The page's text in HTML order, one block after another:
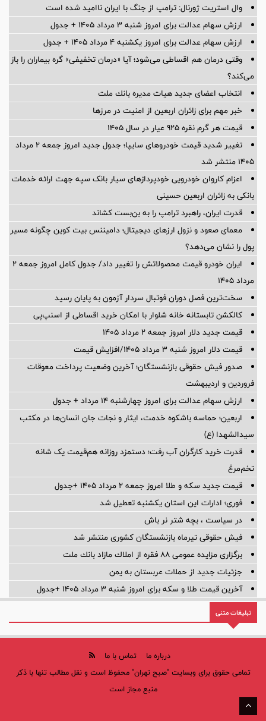
وال استریت ژورنال: ترامپ از جنگ با ایران ناامید شده است
ارزش سهام عدالت برای امروز شنبه ۳ مرداد ۱۴۰۵ + جدول
ارزش سهام عدالت برای امروز یکشنبه ۴ مرداد ۱۴۰۵ + جدول
وقتی درمان هم اقساطی می‌شود؛ آیا «درمان تخفیفی» گره بیماران را باز
می‌کند؟
انتخاب اعضای جدید هیات مدیره بانك ملت
خبر مهم برای زائران اربعین از امنیت در مرزها
قیمت هر گرم نقره ۹۲۵ عیار در سال ۱۴۰۵
تغییر شدید قیمت خودروهای سایپا؛ جدول جدید امروز جمعه ۲ مرداد
۱۴۰۵ منتشر شد
اعزام کاروان خودرویی خودپردازهای سیار بانک سپه جهت ارائه خدمات
بانکی به زائران اربعین حسینی
قدرت ایران، راهبرد ترامپ را به بن‌بست کشاند
معمای صعود و نزول ارزهای دیجیتال؛ دامیننس بیت کوین چگونه مسیر
پول را نشان می‌دهد؟
ایران خودرو قیمت‌ محصولاتش را تغییر داد/ جدول کامل امروز جمعه ۲
مرداد ۱۴۰۵
سخت‌ترین فصل دوران فوتبال سردار آزمون به پایان رسید
کالکشن تابستانه خانه شلوار با امکان خرید اقساطی از اسنپ‌پی
قیمت جدید دلار امروز جمعه ۲ مرداد ۱۴۰۵
قیمت دلار امروز شنبه ۳ مرداد ۱۴۰۵/افزایش قیمت
صدور فیش حقوقی بازنشستگان؛ آخرین وضعیت پرداخت معوقات
فروردین و اردیبهشت
ارزش سهام عدالت برای امروز چهارشنبه ۱۴ مرداد + جدول
اربعین؛ حماسه باشکوه خدمت، ایثار و نجات جان انسان‌ها در مکتب
سیدالشهدا (ع)
قدرت خرید کارگران آب رفت؛ دستمزد روزانه هم‌قیمت یک شانه
تخم‌مرغ
قیمت جدید سکه و طلا امروز جمعه ۲ مرداد ۱۴۰۵ +جدول
فوری؛ ادارات این استان یکشنبه تعطیل شد
در سیاست ، بچه شتر نر باش
فیش حقوقی تیرماه بازنشستگان کشوری منتشر شد
برگزاری مزایده عمومی 88 فقره از املاك مازاد بانك ملت
جزئیات جدید از حملات عربستان به یمن
آخرین قیمت طلا و سکه برای امروز شنبه ۳ مرداد ۱۴۰۵ +جدول
تبلیغات متنی
درباره ما
تماس با ما
تمامی حقوق برای وبسایت "صبح تهران" محفوظ است و نقل مطالب تنها با ذکر
منبع مجاز است